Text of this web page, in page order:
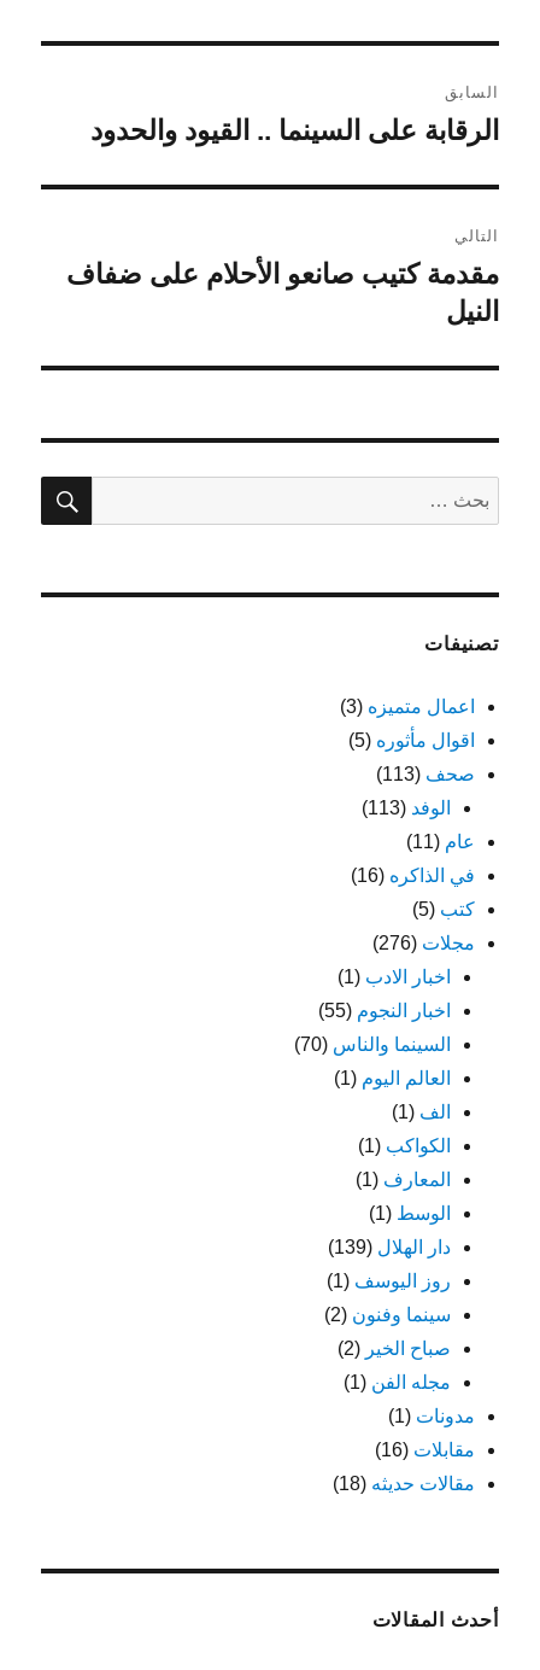
المقالات
السابق
المقالة
الرقابة على السينما .. القيود والحدود
التالي
المقالة
التالية:
مقدمة كتيب صانعو الأحلام على ضفاف
النيل
عن:
بحث
تصنيفات
اعمال متميزه (3)
اقوال مأثوره (5)
صحف (113)
الوفد (113)
عام (11)
في الذاكره (16)
كتب (5)
مجلات (276)
اخبار الادب (1)
اخبار النجوم (55)
السينما والناس (70)
العالم اليوم (1)
الف (1)
الكواكب (1)
المعارف (1)
الوسط (1)
دار الهلال (139)
روز اليوسف (1)
سينما وفنون (2)
صباح الخير (2)
مجله الفن (1)
مدونات (1)
مقابلات (16)
مقالات حديثه (18)
أحدث المقالات